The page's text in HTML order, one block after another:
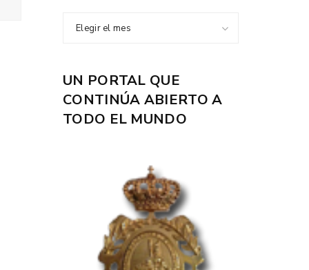
Elegir el mes
UN PORTAL QUE
CONTINÚA ABIERTO A
TODO EL MUNDO